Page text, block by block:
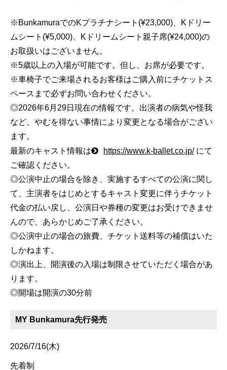
※BunkamuraでのKプラチナシート(¥23,000)、Kドリー
ムシート(¥5,000)、Kドリームシート親子席(¥24,000)の
お取扱いはございません。
※5歳以上の入場が可能です。但し、お席が必要です。
※車椅子でご来場されるお客様はご購入前にチケットス
ペースまで必ずお問い合わせください。
◎2026年6月29日現在の情報です。出演者の病気や怪我
など、やむを得ない事情により変更となる場合がござい
ます。
最新のキャスト情報は
https://www.k-ballet.co.jp/にて
ご確認ください。
◎公演中止の場合を除き、実施するすべての公演に関し
て、主演者をはじめとするキャスト変更に伴うチケット
代金の払い戻し、公演日や券種の変更はお受けできませ
んので、あらかじめご了承ください。
◎公演中止の場合の旅費、チケット送料等の補償はいた
しかねます。
◎演出上、開演後の入場は制限させていただく場合があ
ります。
◎開場は開演の30分前
MY Bunkamura先行発売
2026/7/16(木)
先着制